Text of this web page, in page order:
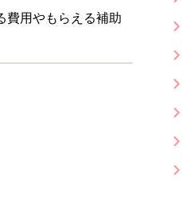
費用やもらえる補助